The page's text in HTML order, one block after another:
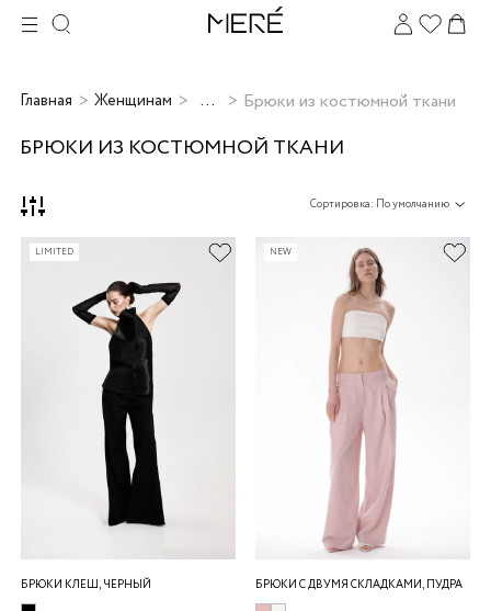
Главная Женщинам ... Брюки из костюмной ткани
БРЮКИ ИЗ КОСТЮМНОЙ ТКАНИ
Сортировка: По умолчанию
LIMITED
БРЮКИ КЛЕШ, ЧЕРНЫЙ
NEW
БРЮКИ С ДВУМЯ СКЛАДКАМИ, ПУДРА